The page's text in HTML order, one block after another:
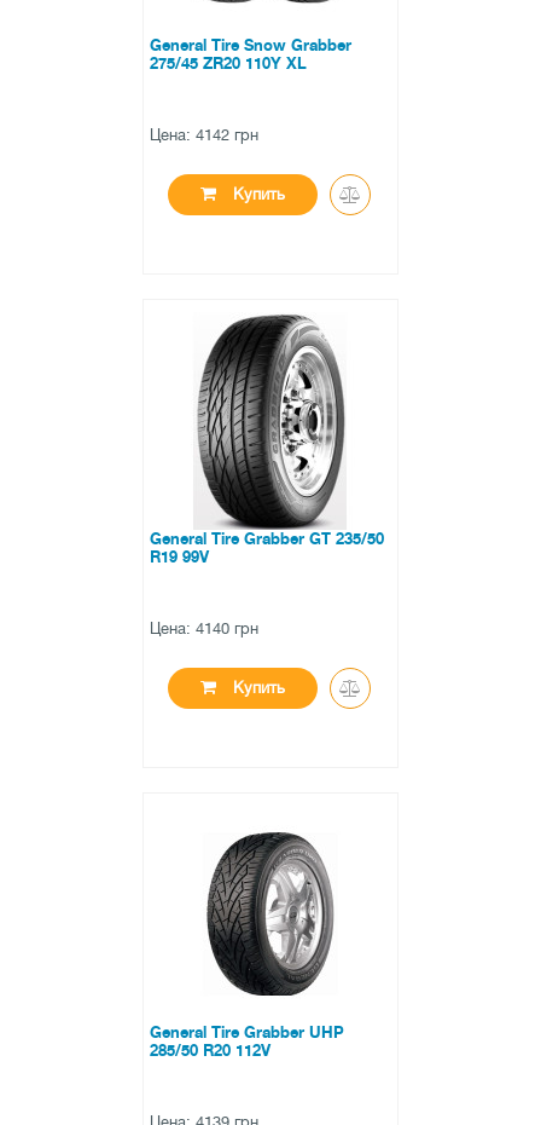
General Tire Snow Grabber
275/45 ZR20 110Y XL
Цена: 4142 грн
Купить
нет в наличии
0 отзывов
General Tire Grabber GT 235/50
R19 99V
Цена: 4140 грн
Купить
0 отзывов
General Tire Grabber UHP
285/50 R20 112V